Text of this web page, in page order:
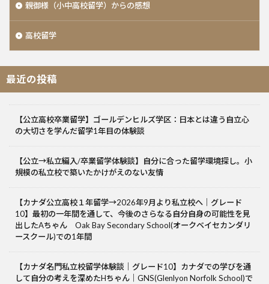
親御様（小中高校留学）からの感想
高校留学
最近の投稿
【公立高校卒業留学】ゴールデンヒルズ学区：日本とは違う自立心
の大切さを学んだ留学1年目の体験談
【公立→私立編入/卒業留学体験談】自分に合った留学環境探し。小
規模の私立校で築いたかけがえのない友情
【カナダ公立高校１年留学→2026年9月より私立校へ｜グレード
10】最初の一年間を通して、今後のさらなる自分自身の可能性を見
出したAちゃん Oak Bay Secondary School(オークベイセカンダリ
ースクール)での1年間
【カナダ名門私立校留学体験談｜グレード10】カナダでの学びを通
して自分の考えを深めたHちゃん｜GNS(Glenlyon Norfolk School)で